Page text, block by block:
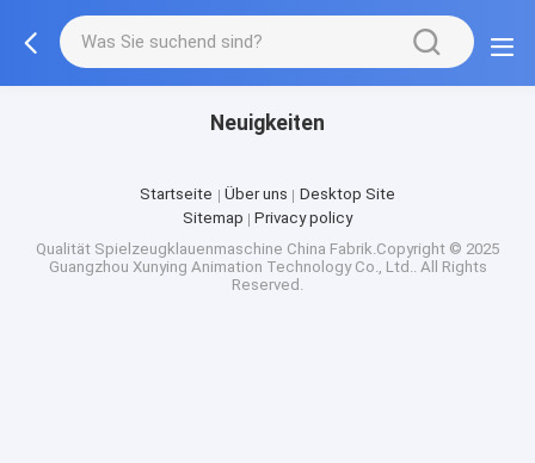
Neuigkeiten
Startseite Über uns
Desktop Site
Sitemap
Privacy policy
Qualität Spielzeugklauenmaschine China Fabrik.Copyright © 2025
Guangzhou Xunying Animation Technology Co., Ltd.. All Rights
Reserved.